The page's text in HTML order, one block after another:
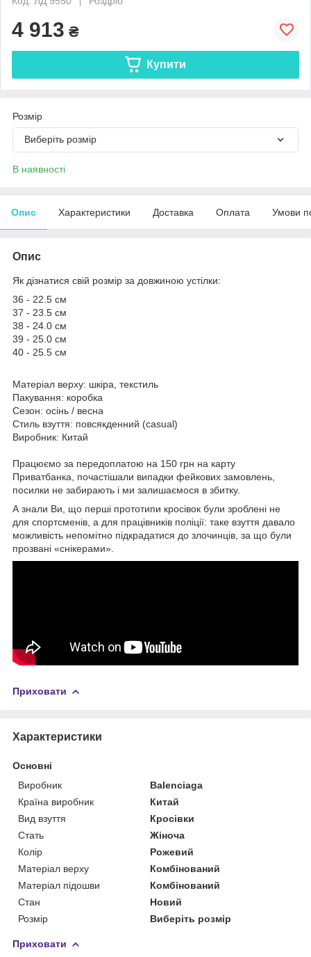
4 913 ₴
Купити
Розмір
Виберіть розмір
В наявності
Опис Характеристики Доставка Оплата Умови
Опис
Як дізнатися свій розмір за довжиною устілки:
36 - 22.5 см
37 - 23.5 см
38 - 24.0 см
39 - 25.0 см
40 - 25.5 см
Матеріал верху: шкіра, текстиль
Пакування: коробка
Сезон: осінь / весна
Стиль взуття: повсякденний (casual)
Виробник: Китай
Працюємо за передоплатою на 150 грн на карту
Приватбанка, почастішали випадки фейкових замовлень,
посилки не забирають і ми залишаємося в збитку.
А знали Ви, що перші прототипи кросівок були зроблені не
для спортсменів, а для працівників поліції: таке взуття давало
можливість непомітно підкрадатися до злочинців, за що були
прозвані «снікерами».
Приховати
Характеристики
Основні
Виробник
Balenciaga
Країна виробник
Китай
Вид взуття
Кросівки
Стать
Жіноча
Колір
Рожевий
Матеріал верху
Комбінований
Матеріал підошви
Комбінований
Стан
Новий
Розмір
Виберіть розмір
Приховати